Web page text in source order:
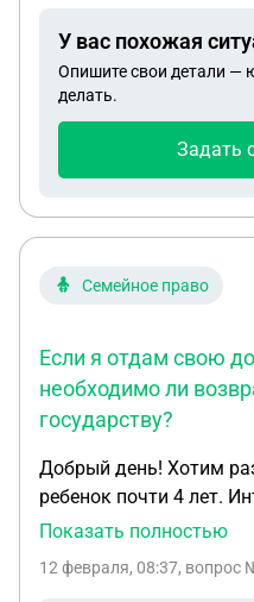
квартиры. Если
должна буду платить
не прошло 3 года со
то с какой доли?
квартире.
У вас похожая
Опишите свои детали —
делать.
Задать
Семейное право
Если я отдам свою
необходимо ли
государству?
Добрый день! Хотим
ребенок почти 4 лет.
можем ли мы вместе с
историей? Второй
Показать полностью
12 февраля, 08:37, вопрос